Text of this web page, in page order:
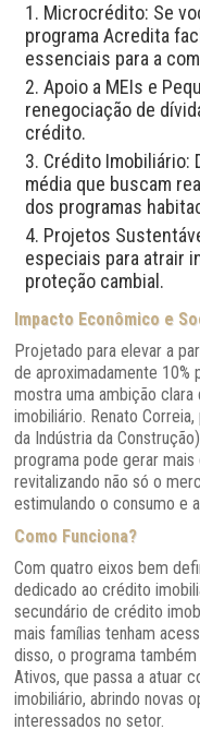
Microcrédito: Se
programa Acredita
essenciais para a
Apoio a MEIs e
renegociação de
crédito.
Crédito Imobiliário:
média que buscam
dos programas
Projetos
especiais para atrair
proteção cambial.
Impacto Econômico e
Projetado para elevar a
de aproximadamente 10%
mostra uma ambição
imobiliário. Renato
da Indústria da
programa pode gerar
revitalizando não só o
estimulando o consumo e
Como Funciona?
Com quatro eixos bem
dedicado ao crédito
secundário de crédito
mais famílias tenham
disso, o programa
Ativos, que passa a atuar
imobiliário, abrindo novas
interessados no setor.